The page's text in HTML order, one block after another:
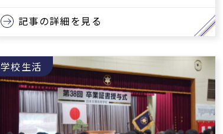
記事の詳細を見る
学校生活